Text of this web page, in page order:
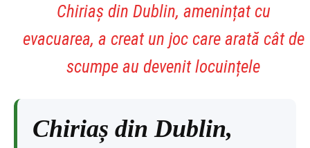
Chiriaș din Dublin, amenințat cu
evacuarea, a creat un joc care arată cât de
scumpe au devenit locuințele
Chiriaș din Dublin,